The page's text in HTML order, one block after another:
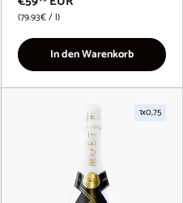
Grundpreis
79.93€/l
In den Warenkorb
1x0,75